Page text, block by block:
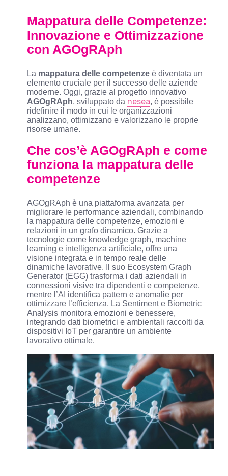
Mappatura delle Competenze:
Innovazione e Ottimizzazione
con AGOgRAph
La mappatura delle competenzeè diventata un
elemento cruciale per il successo delle aziende
moderne. Oggi, grazie al progetto innovativo
AGOgRAph, sviluppato da nesea, è possibile
ridefinire il modo in cui le organizzazioni
analizzano, ottimizzano e valorizzano le proprie
risorse umane.
Che cos’è AGOgRAph e come
funziona la mappatura delle
competenze
AGOgRAph è una piattaforma avanzata per
migliorare le performance aziendali, combinando
la mappatura delle competenze, emozioni e
relazioni in un grafo dinamico. Grazie a
tecnologie come knowledge graph, machine
learning e intelligenza artificiale, offre una
visione integrata e in tempo reale delle
dinamiche lavorative. Il suo Ecosystem Graph
Generator (EGG) trasforma i dati aziendali in
connessioni visive tra dipendenti e competenze,
mentre l’AI identifica pattern e anomalie per
ottimizzare l’efficienza. La Sentiment e Biometric
Analysis monitora emozioni e benessere,
integrando dati biometrici e ambientali raccolti da
dispositivi IoT per garantire un ambiente
lavorativo ottimale.